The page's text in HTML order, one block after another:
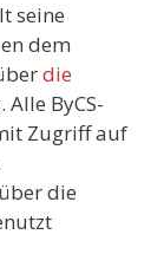
seine
dem
die
ByCS-
Zugriff auf
die